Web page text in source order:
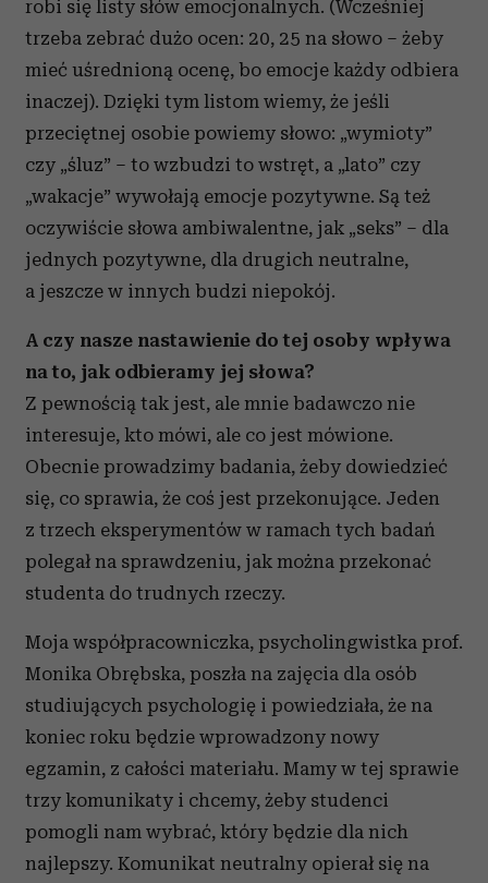
robi się listy słów emocjonalnych. (Wcześniej
trzeba zebrać dużo ocen: 20, 25 na słowo – żeby
mieć uśrednioną ocenę, bo emocje każdy odbiera
inaczej). Dzięki tym listom wiemy, że jeśli
przeciętnej osobie powiemy słowo: „wymioty”
czy „śluz” – to wzbudzi to wstręt, a „lato” czy
„wakacje” wywołają emocje pozytywne. Są też
oczywiście słowa ambiwalentne, jak „seks” – dla
jednych pozytywne, dla drugich neutralne,
a jeszcze w innych budzi niepokój.
A czy nasze nastawienie do tej osoby wpływa
na to, jak odbieramy jej słowa?
Z pewnością tak jest, ale mnie badawczo nie
interesuje, kto mówi, ale co jest mówione.
Obecnie prowadzimy badania, żeby dowiedzieć
się, co sprawia, że coś jest przekonujące. Jeden
z trzech eksperymentów w ramach tych badań
polegał na sprawdzeniu, jak można przekonać
studenta do trudnych rzeczy.
Moja współpracowniczka, psycholingwistka prof.
Monika Obrębska, poszła na zajęcia dla osób
studiujących psychologię i powiedziała, że na
koniec roku będzie wprowadzony nowy
egzamin, z całości materiału. Mamy w tej sprawie
trzy komunikaty i chcemy, żeby studenci
pomogli nam wybrać, który będzie dla nich
najlepszy. Komunikat neutralny opierał się na